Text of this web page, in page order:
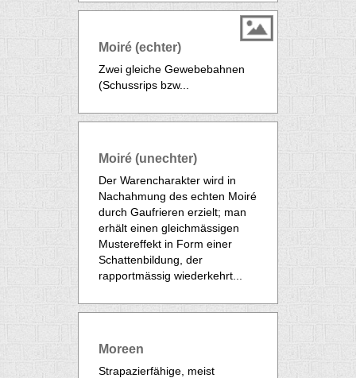
Moiré (echter)
Zwei gleiche Gewebebahnen
(Schussrips bzw...
Moiré (unechter)
Der Warencharakter wird in
Nachahmung des echten Moiré
durch Gaufrieren erzielt; man
erhält einen gleichmässigen
Mustereffekt in Form einer
Schattenbildung, der
rapportmässig wiederkehrt...
Moreen
Strapazierfähige, meist